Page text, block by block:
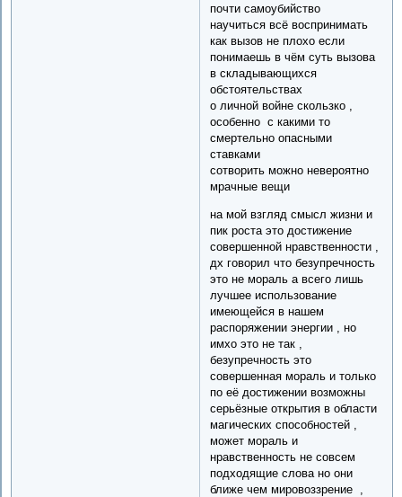
почти самоубийство
научиться всё воспринимать
как вызов не плохо если
понимаешь в чём суть вызова
в складывающихся
обстоятельствах
о личной войне скользко ,
особенно с какими то
смертельно опасными
ставками
сотворить можно невероятно
мрачные вещи
на мой взгляд смысл жизни и
пик роста это достижение
совершенной нравственности ,
дх говорил что безупречность
это не мораль а всего лишь
лучшее использование
имеющейся в нашем
распоряжении энергии , но
имхо это не так ,
безупречность это
совершенная мораль и только
по её достижении возможны
серьёзные открытия в области
магических способностей ,
может мораль и
нравственность не совсем
подходящие слова но они
ближе чем мировоззрение ,